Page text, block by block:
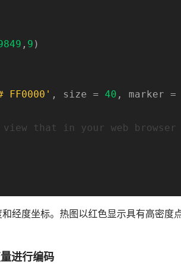
, 9 )
FF0000' , size = 40 , marker =
that in your web browser
经度坐标。热图以红色显示具有高密度
进行编码